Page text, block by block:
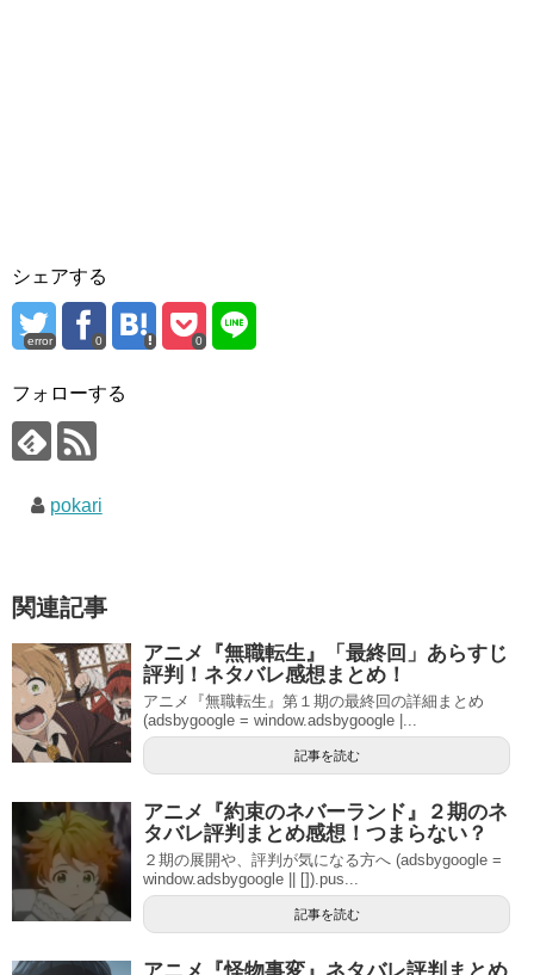
シェアする
error 0 0
フォローする
pokari
関連記事
アニメ『無職転生』「最終回」あらすじ
評判！ネタバレ感想まとめ！
アニメ『無職転生』第１期の最終回の詳細まとめ
(adsbygoogle = window.adsbygoogle |...
記事を読む
アニメ『約束のネバーランド』２期のネ
タバレ評判まとめ感想！つまらない？
２期の展開や、評判が気になる方へ (adsbygoogle =
window.adsbygoogle || []).pus...
記事を読む
アニメ『怪物事変』ネタバレ評判まとめ